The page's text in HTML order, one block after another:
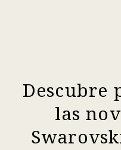
Descubre
las